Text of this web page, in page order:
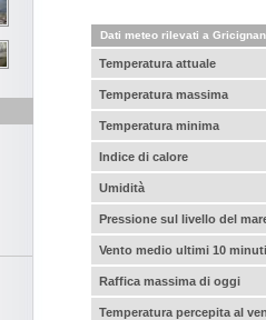
Dati meteo rilevati a
Temperatura attuale
Temperatura massima
Temperatura minima
Indice di calore
Umidità
Pressione sul livello del
Vento medio ultimi 10 minuti
Raffica massima di oggi
Temperatura percepita al